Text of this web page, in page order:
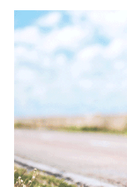
（https://
東京海上日動
（https://
なないろ生命
（https://
日本生命保険
（https://
はなさく生命
（https://
マニュライフ